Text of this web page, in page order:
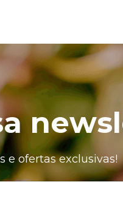
e ofertas exclusivas!